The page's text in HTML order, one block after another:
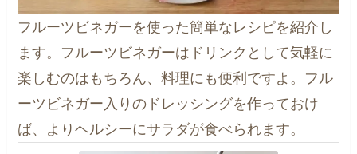
フルーツビネガーを使った簡単なレシピを紹介し
ます。フルーツビネガーはドリンクとして気軽に
楽しむのはもちろん、料理にも便利ですよ。フル
ーツビネガー入りのドレッシングを作っておけ
ば、よりヘルシーにサラダが食べられます。